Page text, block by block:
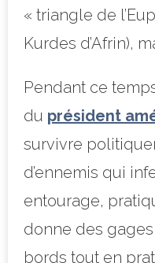
« triangle de
Kurdes d’Afrin),
Pendant ce
du président
survivre
d’ennemis qui
entourage,
donne des
bords tout en